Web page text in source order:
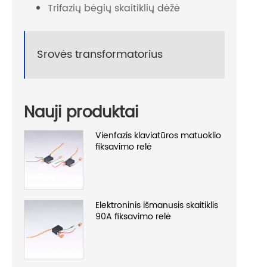
Trifazių bėgių skaitiklių dėžė
Srovės transformatorius
Nauji produktai
Vienfazis klaviatūros matuoklio
fiksavimo relė
Elektroninis išmanusis skaitiklis
90A fiksavimo relė